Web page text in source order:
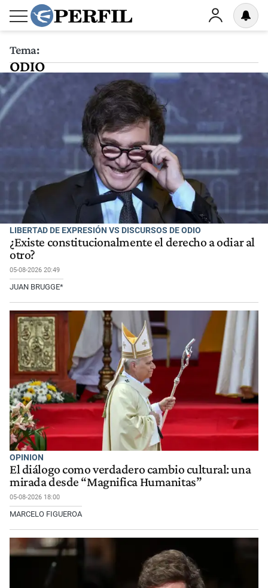
Tema:
ODIO
LIBERTAD DE EXPRESIÓN VS DISCURSOS DE ODIO
¿Existe constitucionalmente el derecho a odiar al
otro?
05-08-2026 20:49
JUAN BRUGGE*
OPINION
El diálogo como verdadero cambio cultural: una
mirada desde “Magnifica Humanitas”
05-08-2026 18:00
MARCELO FIGUEROA